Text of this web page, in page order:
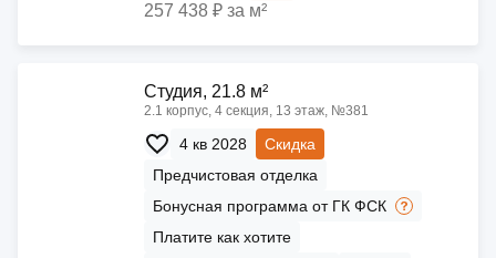
257 438 ₽ за м²
Cтудия, 21.8 м²
2.1 корпус, 4 секция, 13 этаж, №381
4 кв 2028
Скидка
Предчистовая отделка
Бонусная программа от ГК ФСК
Платите как хотите